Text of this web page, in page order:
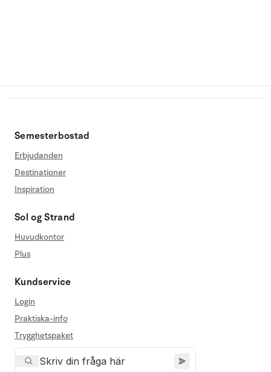
Semesterbostad
Erbjudanden
Destinationer
Inspiration
Sol og Strand
Huvudkontor
Plus
Kundservice
Login
Praktiska-info
Trygghetspaket